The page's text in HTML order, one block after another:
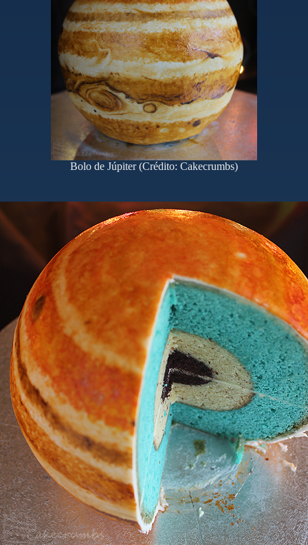
Bolo de Júpiter (Crédito: Cakecrumbs)